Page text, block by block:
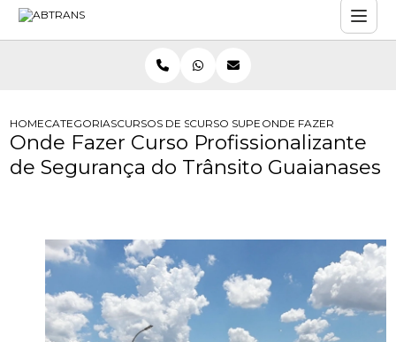
HOMECATEGORIASCURSOS DE SEGURANCA NO TRANSITO
CURSO SUPERIOR DE TECNOLOGIA
ONDE FAZER CURSO
Onde Fazer Curso Profissionalizante
de Segurança do Trânsito Guaianases